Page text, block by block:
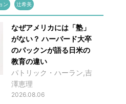
ン 辻希美
なぜアメリカには「塾」
がない？ ハーバード大卒
のパックンが語る日米の
教育の違い
パトリック・ハーラン,吉
澤恵理
2026.08.06